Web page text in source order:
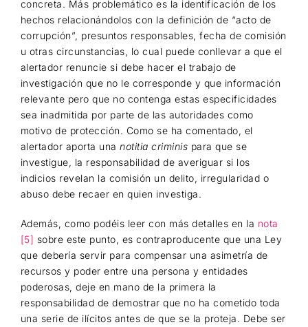
concreta. Más problemático es la identificación de los
hechos relacionándolos con la definición de “acto de
corrupción”, presuntos responsables, fecha de comisión
u otras circunstancias, lo cual puede conllevar a que el
alertador renuncie si debe hacer el trabajo de
investigación que no le corresponde y que información
relevante pero que no contenga estas especificidades
sea inadmitida por parte de las autoridades como
motivo de protección. Como se ha comentado, el
alertador aporta unanotitia criminis para que se
investigue, la responsabilidad de averiguar si los
indicios revelan la comisión un delito, irregularidad o
abuso debe recaer en quien investiga.
Además, como podéis leer con más detalles en la nota
[5] sobre este punto, es contraproducente que una Ley
que debería servir para compensar una asimetría de
recursos y poder entre una persona y entidades
poderosas, deje en mano de la primera la
responsabilidad de demostrar que no ha cometido toda
una serie de ilícitos antes de que se la proteja. Debe ser